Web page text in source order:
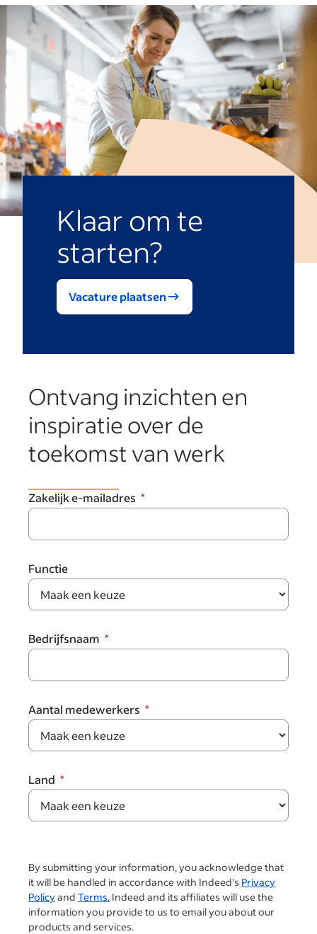
Klaar om te
starten?
Vacature plaatsen
Ontvang inzichten en
inspiratie over de
toekomst van werk
Zakelijk e-mailadres
Functie
Bedrijfsnaam
Aantal medewerkers
Land
By submitting your information, you acknowledge that
it will be handled in accordance with Indeed's Privacy
Policyand Terms. Indeed and its affiliates will use the
information you provide to us to email you about our
products and services.